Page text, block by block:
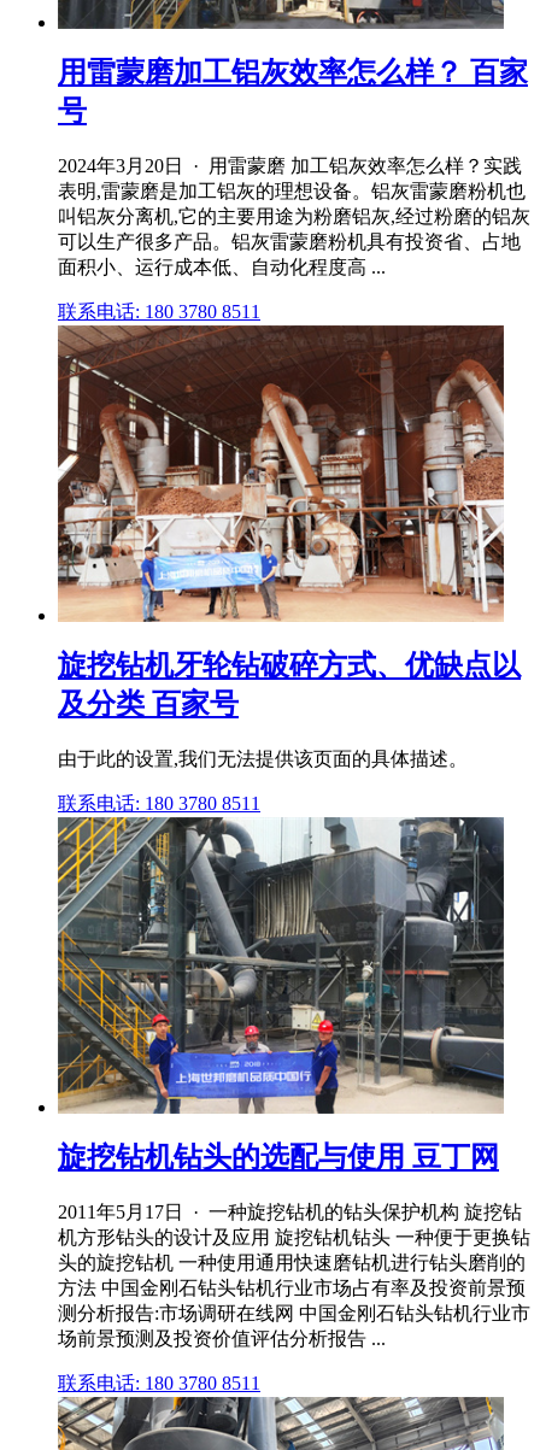
用雷蒙磨加工铝灰效率怎么样？ 百家
号
2024年3月20日 · 用雷蒙磨 加工铝灰效率怎么样？实践
表明,雷蒙磨是加工铝灰的理想设备。铝灰雷蒙磨粉机也
叫铝灰分离机,它的主要用途为粉磨铝灰,经过粉磨的铝灰
可以生产很多产品。铝灰雷蒙磨粉机具有投资省、占地
面积小、运行成本低、自动化程度高 ...
联系电话: 180 3780 8511
旋挖钻机牙轮钻破碎方式、优缺点以
及分类 百家号
由于此的设置,我们无法提供该页面的具体描述。
联系电话: 180 3780 8511
旋挖钻机钻头的选配与使用 豆丁网
2011年5月17日 · 一种旋挖钻机的钻头保护机构 旋挖钻
机方形钻头的设计及应用 旋挖钻机钻头 一种便于更换钻
头的旋挖钻机 一种使用通用快速磨钻机进行钻头磨削的
方法 中国金刚石钻头钻机行业市场占有率及投资前景预
测分析报告:市场调研在线网 中国金刚石钻头钻机行业市
场前景预测及投资价值评估分析报告 ...
联系电话: 180 3780 8511